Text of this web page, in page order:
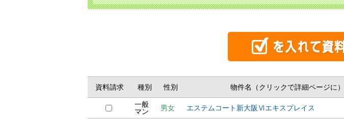
資料請求 種別 性別 物件名（クリックで詳細ページに）
一般
マン
男女 エステムコート新大阪Ⅵエキスプレイス